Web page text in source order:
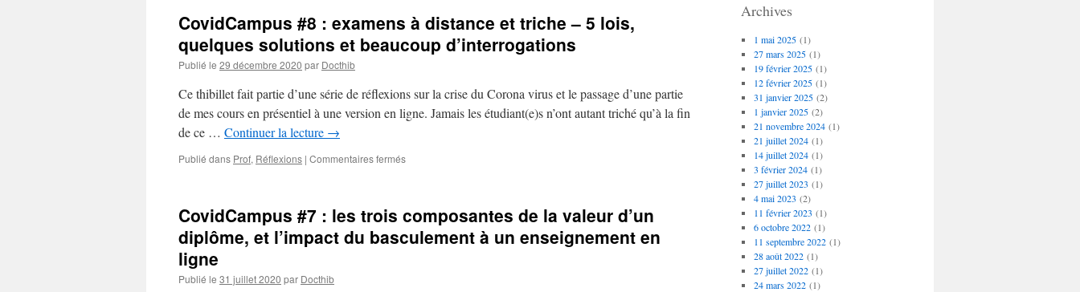
exams
and
cheating
laws,
some
CovidCampus #8 : examens à distance et triche – 5 lois,
quelques solutions et beaucoup d’interrogations
Publié le 29 décembre 2020 par Docthib
Ce thibillet fait partie d’une série de réflexions sur la crise du Corona virus et le passage d’une partie
de mes cours en présentiel à une version en ligne. Jamais les étudiant(e)s n’ont autant triché qu’à la fin
de ce … Continuer la lecture →
Publié dans Prof, Réflexions | Commentaires ferméssur
examens
distance
CovidCampus #7 : les trois composantes de la valeur d’un
diplôme, et l’impact du basculement à un enseignement en
ligne
Publié le 31 juillet 2020 par Docthib
Archives
1 mai 2025(1)
27 mars 2025(1)
19 février 2025(1)
12 février 2025(1)
31 janvier 2025(2)
1 janvier 2025(2)
21 novembre 2024(1)
21 juillet 2024(1)
14 juillet 2024(1)
3 février 2024(1)
27 juillet 2023 (1)
4 mai 2023 (2)
11 février 2023 (1)
6 octobre 2022(1)
11 septembre 2022(1)
28 août 2022(1)
27 juillet 2022(1)
24 mars 2022(1)